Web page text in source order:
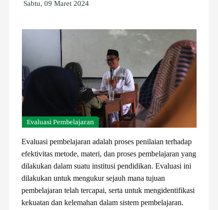
Sabtu, 09 Maret 2024
Evaluasi Pembelajaran
Evaluasi pembelajaran adalah proses penilaian terhadap
efektivitas metode, materi, dan proses pembelajaran yang
dilakukan dalam suatu institusi pendidikan. Evaluasi ini
dilakukan untuk mengukur sejauh mana tujuan
pembelajaran telah tercapai, serta untuk mengidentifikasi
kekuatan dan kelemahan dalam sistem pembelajaran.